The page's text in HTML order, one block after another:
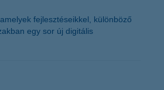
fejlesztéseikkel, különböző
egy sor új digitális